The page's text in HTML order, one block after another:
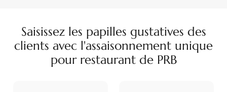
Saisissez les papilles gustatives des
clients avec l'assaisonnement unique
pour restaurant de PRB